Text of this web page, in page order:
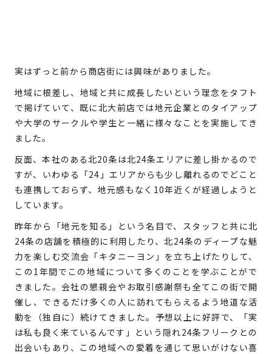
実はずっと前から商店街には興味がありました。
地域に根差し、地域と共に成長したいという理念をタフト
で掲げていて、既に北大前店では地元企業とのタイアップ
や大学のサークルや学生と一緒に様々なことを実施してき
ました。
反面、本社のある北20条は北24条エリアに差し掛かるので
すが、いわゆる「24」エリアからも少し離れるのでどこと
も連携しておらず、地元感もなく10年近くが経過しようと
しています。
昨年から「地元を知る」という名目で、スタッフと共に北
24条の店舗を積極的に利用したり、北24条のディープな魅
力を楽しむ交流会「キタニーヨン」を立ち上げたりして、
この1年間でこの地域について多くのことを学ぶことがで
きました。会社の懇親会やお取引感謝祭も全てこの街で開
催し、できるだけ多くの人に訪れてもらえるよう地道な活
動を（独自に）続けてきました。予想以上に好評で、「実
は私も良く来ているんです」という隠れ24条フリークとの
出会いもあり、この地域への愛着を通じて思いがけない喜